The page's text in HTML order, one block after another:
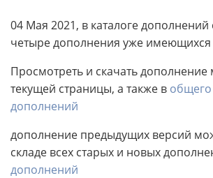
04 Мая 2021, в каталоге
четыре дополнения уже имеющихся
Просмотреть и скачать дополнение
текущей страницы, а также в общего
дополнений
дополнение предыдущих версий
складе всех старых и новых
дополнений